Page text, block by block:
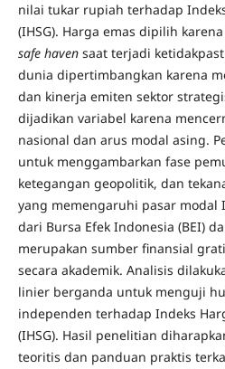
nilai tukar rupiah terhadap
(IHSG). Harga emas dipilih
safe havensaat terjadi
dunia dipertimbangkan karena
dan kinerja emiten sektor
dijadikan variabel karena
nasional dan arus modal asing.
untuk menggambarkan fase
ketegangan geopolitik, dan
yang memengaruhi pasar modal
dari Bursa Efek Indonesia (BEI)
merupakan sumber finansial
secara akademik. Analisis
linier berganda untuk menguji
independen terhadap Indeks
(IHSG). Hasil penelitian
teoritis dan panduan praktis